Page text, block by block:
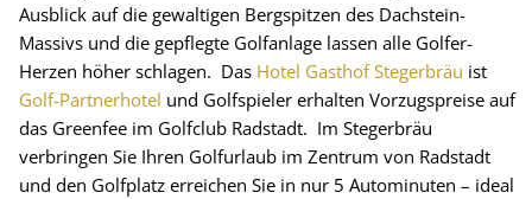
Ausblick auf die gewaltigen Bergspitzen des Dachstein-
Massivs und die gepflegte Golfanlage lassen alle Golfer-
Herzen höher schlagen. Das Hotel Gasthof Stegerbräu ist
Golf-Partnerhotel und Golfspieler erhalten Vorzugspreise auf
das Greenfee im Golfclub Radstadt. Im Stegerbräu
verbringen Sie Ihren Golfurlaub im Zentrum von Radstadt
und den Golfplatz erreichen Sie in nur 5 Autominuten – ideal